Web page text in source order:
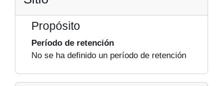
Propósito
Período de retención
No se ha definido un período de retención